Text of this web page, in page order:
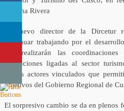
Concha Rivera
El nuevo director de la Dircetur
continuar trabajando por el
ello realizarán las
instituciones ligadas al sector
demás actores vinculados que
objetivos del Gobierno Regional de
El sorpresivo cambio se da en plenos